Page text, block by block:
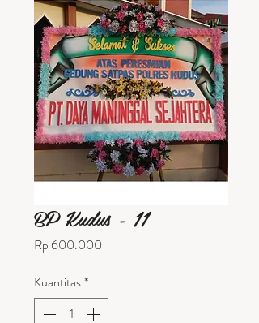
BP Kudus - 11
Rp 600.000
Kuantitas*